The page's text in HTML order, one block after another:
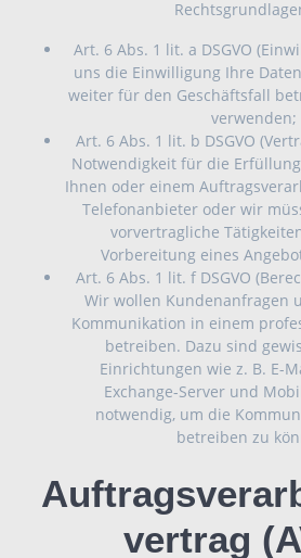
Art. 6 Abs. 1 lit. a DSGVO
uns die Einwilligung Ihre
weiter für den Geschäftsfall
verwenden;
Art. 6 Abs. 1 lit. b DSGVO
Notwendigkeit für die
Ihnen oder einem
Telefonanbieter oder wir
vorvertragliche
Vorbereitung eines
Art. 6 Abs. 1 lit. f DSGVO
Wir wollen Kundenanfragen
Kommunikation in einem
betreiben. Dazu sind
Einrichtungen wie z. B. E-
Exchange-Server und
notwendig, um die
betreiben zu
vertrag